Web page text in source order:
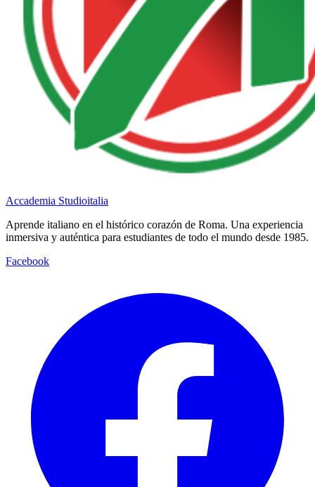
Accademia Studioitalia
Aprende italiano en el histórico corazón de Roma. Una experiencia
inmersiva y auténtica para estudiantes de todo el mundo desde 1985.
Facebook